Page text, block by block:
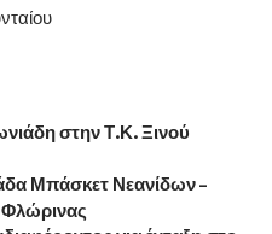
στην Τ.Κ. Ξινού
Μπάσκετ Νεανίδων –